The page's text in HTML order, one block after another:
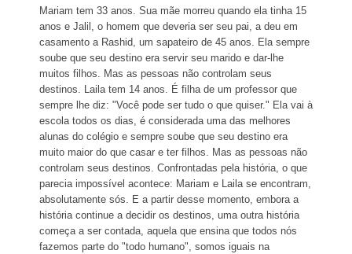
Mariam tem 33 anos. Sua mãe morreu quando ela tinha 15
anos e Jalil, o homem que deveria ser seu pai, a deu em
casamento a Rashid, um sapateiro de 45 anos. Ela sempre
soube que seu destino era servir seu marido e dar-lhe
muitos filhos. Mas as pessoas não controlam seus
destinos. Laila tem 14 anos. É filha de um professor que
sempre lhe diz: "Você pode ser tudo o que quiser." Ela vai à
escola todos os dias, é considerada uma das melhores
alunas do colégio e sempre soube que seu destino era
muito maior do que casar e ter filhos. Mas as pessoas não
controlam seus destinos. Confrontadas pela história, o que
parecia impossível acontece: Mariam e Laila se encontram,
absolutamente sós. E a partir desse momento, embora a
história continue a decidir os destinos, uma outra história
começa a ser contada, aquela que ensina que todos nós
fazemos parte do "todo humano", somos iguais na